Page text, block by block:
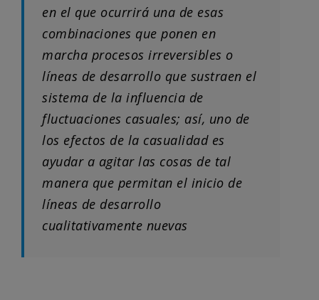
en el que ocurrirá una de esas
combinaciones que ponen en
marcha procesos irreversibles o
líneas de desarrollo que sustraen el
sistema de la influencia de
fluctuaciones casuales; así, uno de
los efectos de la casualidad es
ayudar a agitar las cosas de tal
manera que permitan el inicio de
líneas de desarrollo
cualitativamente nuevas